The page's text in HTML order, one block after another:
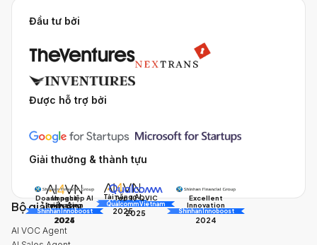
Đầu tư bởi
Được hỗ trợ bởi
Giải thưởng & thành tựu
Doanh nghiệp AI
triển vọng
AI Awards
2025
Tài năng AI
AI Awards
2025
Excellent
Innovation
Shinhan Innoboost
2024
Impact
Innovation
Shinhan Innoboost
2024
Top 10 QVIC
Qualcomm Vietnam
2025
Bộ giải pháp
AI VOC Agent